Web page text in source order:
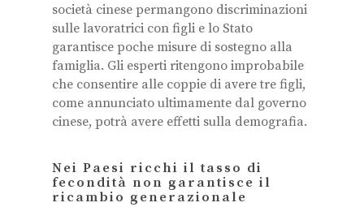
società cinese permangono discriminazioni
sulle lavoratrici con figli e lo Stato
garantisce poche misure di sostegno alla
famiglia. Gli esperti ritengono improbabile
che consentire alle coppie di avere tre figli,
come annunciato ultimamente dal governo
cinese, potrà avere effetti sulla demografia.
Nei Paesi ricchi il tasso di
fecondità non garantisce il
ricambio generazionale